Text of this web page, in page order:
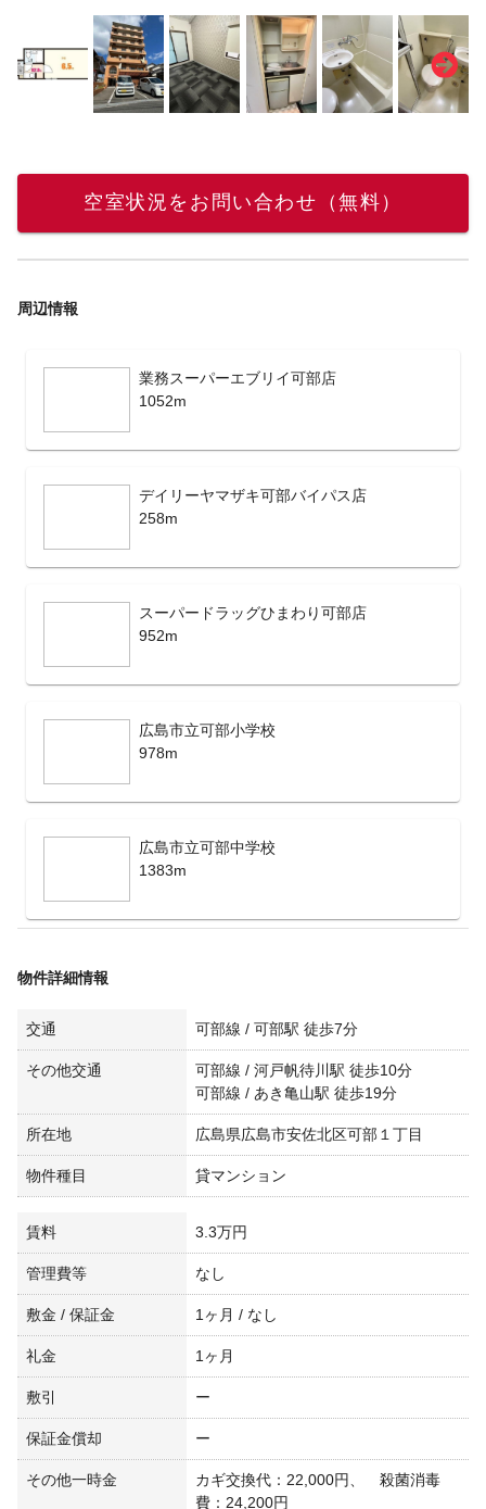
空室状況をお問い合わせ（無料）
周辺情報
業務スーパーエブリイ可部店
1052m
デイリーヤマザキ可部バイパス店
258m
スーパードラッグひまわり可部店
952m
広島市立可部小学校
978m
広島市立可部中学校
1383m
物件詳細情報
交通 可部線 / 可部駅 徒歩7分
その他交通
可部線 / 河戸帆待川駅 徒歩10分
可部線 / あき亀山駅 徒歩19分
所在地 広島県広島市安佐北区可部１丁目
物件種目 貸マンション
賃料 3.3万円
管理費等 なし
敷金 / 保証金 1ヶ月 / なし
礼金 1ヶ月
敷引 ー
保証金償却 ー
その他一時金
カギ交換代：22,000円、 殺菌消毒
費：24,200円